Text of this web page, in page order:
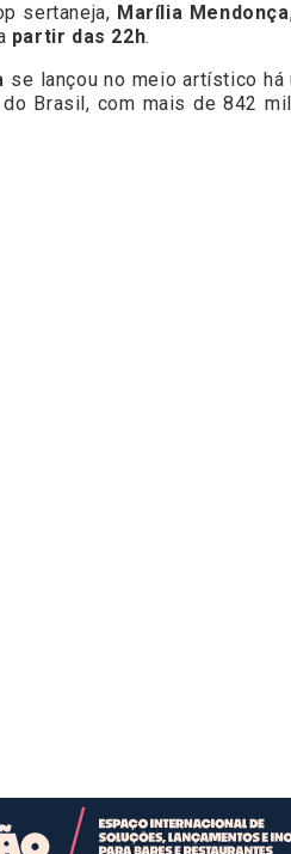
sertaneja, Marília Mendonça
partir das 22h.
se lançou no meio artístico há
Brasil, com mais de 842